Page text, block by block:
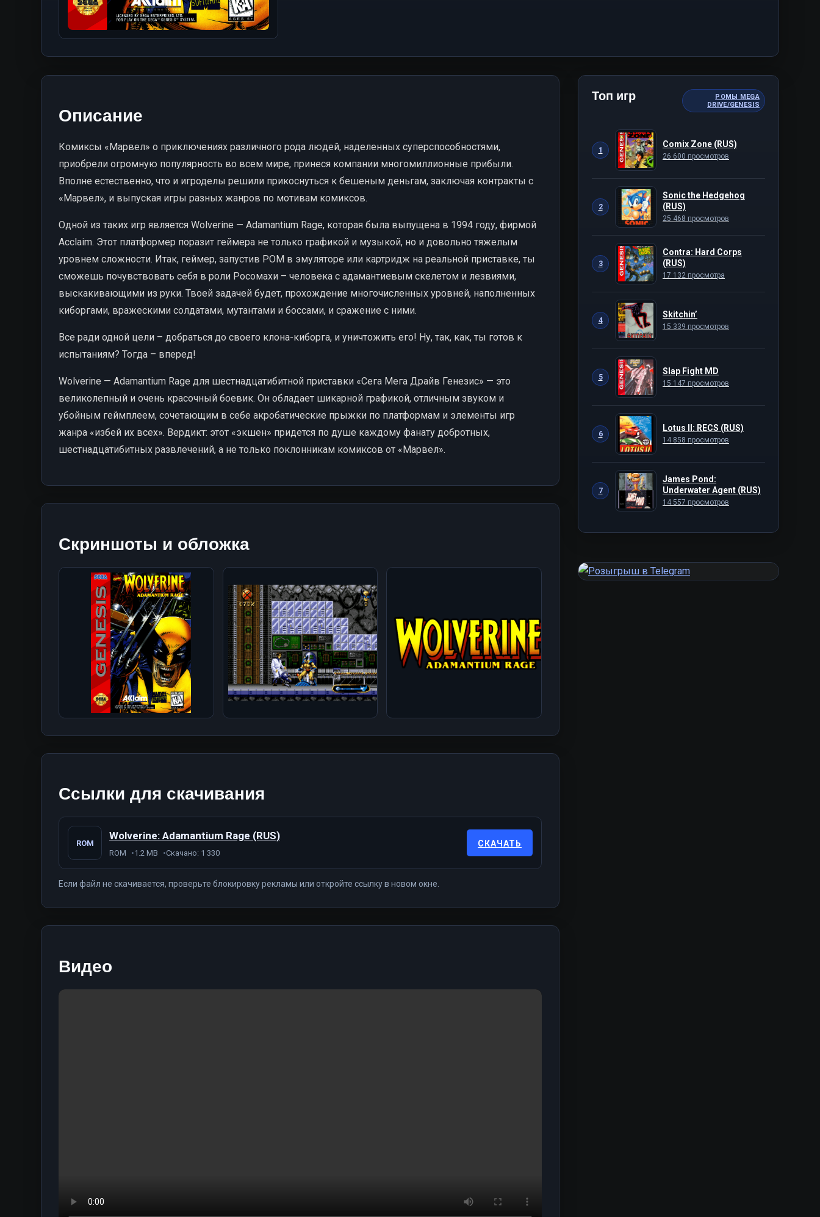
Описание
Комиксы «Марвел» о приключениях различного рода людей, наделенных суперспособностями,
приобрели огромную популярность во всем мире, принеся компании многомиллионные прибыли.
Вполне естественно, что и игроделы решили прикоснуться к бешеным деньгам, заключая контракты с
«Марвел», и выпуская игры разных жанров по мотивам комиксов.
Одной из таких игр является Wolverine — Adamantium Rage, которая была выпущена в 1994 году, фирмой
Acclaim. Этот платформер поразит геймера не только графикой и музыкой, но и довольно тяжелым
уровнем сложности. Итак, геймер, запустив РОМ в эмуляторе или картридж на реальной приставке, ты
сможешь почувствовать себя в роли Росомахи – человека с адамантиевым скелетом и лезвиями,
выскакивающими из руки. Твоей задачей будет, прохождение многочисленных уровней, наполненных
киборгами, вражескими солдатами, мутантами и боссами, и сражение с ними.
Все ради одной цели – добраться до своего клона-киборга, и уничтожить его! Ну, так, как, ты готов к
испытаниям? Тогда – вперед!
Wolverine — Adamantium Rage для шестнадцатибитной приставки «Сега Мега Драйв Генезис» — это
великолепный и очень красочный боевик. Он обладает шикарной графикой, отличным звуком и
убойным геймплеем, сочетающим в себе акробатические прыжки по платформам и элементы игр
жанра «избей их всех». Вердикт: этот «экшен» придется по душе каждому фанату добротных,
шестнадцатибитных развлечений, а не только поклонникам комиксов от «Марвел».
Скриншоты и обложка
Ссылки для скачивания
ROM
Wolverine: Adamantium Rage (RUS)
ROM 1.2 MB Скачано: 1 330
СКАЧАТЬ
Если файл не скачивается, проверьте блокировку рекламы или откройте ссылку в новом окне.
Видео
Топ игр
РОМЫ MEGA
DRIVE/GENESIS
1
Comix Zone (RUS)
26 600 просмотров
2
Sonic the Hedgehog
(RUS)
25 468 просмотров
3
Contra: Hard Corps
(RUS)
17 132 просмотра
4
Skitchin’
15 339 просмотров
5
Slap Fight MD
15 147 просмотров
6
Lotus II: RECS (RUS)
14 858 просмотров
7
James Pond:
Underwater Agent (RUS)
14 557 просмотров